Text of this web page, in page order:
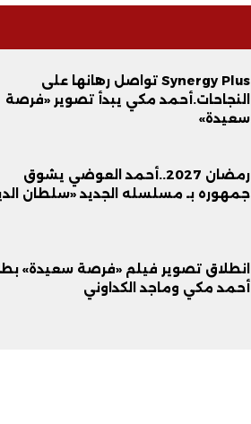
Synergy Plus تواصل رهانها على
النجاحات.أحمد مكي يبدأ تصوير «فرصة
سعيدة»
رمضان 2027..أحمد العوضي يشوق
جمهوره بـ مسلسله الجديد «سلطان
انطلاق تصوير فيلم «فرصة سعيدة»
أحمد مكي وماجد الكداوني